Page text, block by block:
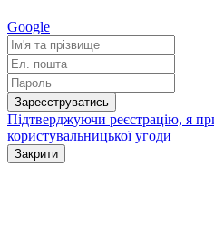
Google
Зареєструватись
Підтверджуючи реєстрацію, я
користувальницької угоди
Закрити